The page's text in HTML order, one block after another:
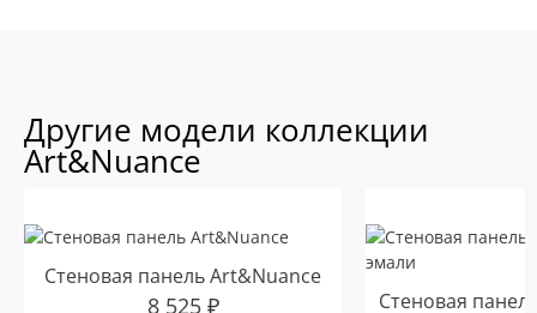
Другие модели коллекции
Art&Nuance
Стеновая панель Art&Nuance
8 525 ₽
Стеновая